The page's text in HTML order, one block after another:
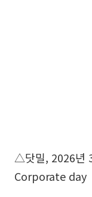
△닷밀, 2026년
Corporate day